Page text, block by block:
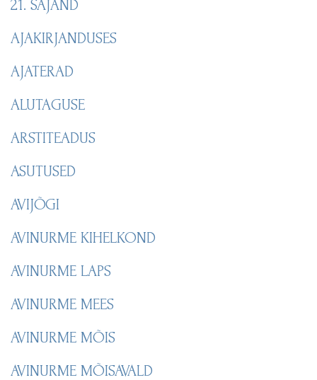
21. SAJAND
AJAKIRJANDUSES
AJATERAD
ALUTAGUSE
ARSTITEADUS
ASUTUSED
AVIJÕGI
AVINURME KIHELKOND
AVINURME LAPS
AVINURME MEES
AVINURME MÕIS
AVINURME MÕISAVALD